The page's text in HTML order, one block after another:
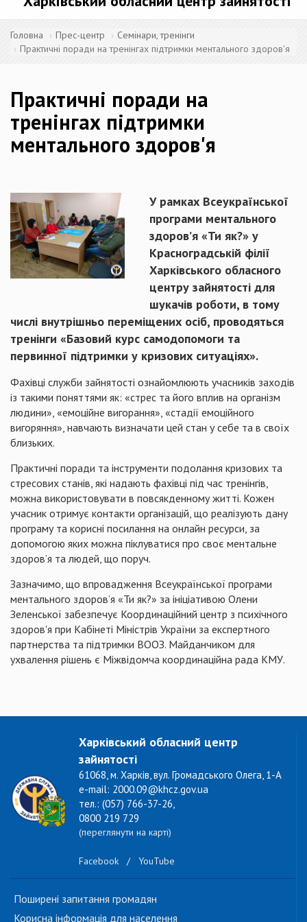
Головна Прес-центр
Семінари, тренінги
Практичні поради на тренінгах підтримки ментального здоров'я
Практичні поради на
тренінгах підтримки
ментального здоров'я
У рамках Всеукраїнської
програми ментального
здоров’я «Ти як?» у
Красноградській філії
Харківського обласного
центру зайнятості для
шукачів роботи, в тому
числі внутрішньо переміщених осіб, проводяться
тренінги «Базовий курс самодопомоги та
первинної підтримки у кризових ситуаціях».
Фахівці служби зайнятості ознайомлюють учасників заходів
із такими поняттями як: «стрес та його вплив на організм
людини», «емоційне вигорання», «стадії емоційного
вигоряння», навчають визначати цей стан у себе та в своїх
близьких.
Практичні поради та інструменти подолання кризових та
стресових станів, які надають фахівці під час тренінгів,
можна використовувати в повсякденному житті. Кожен
учасник отримує контакти організацій, що реалізують дану
програму та корисні посилання на онлайн ресурси, за
допомогою яких можна піклуватися про своє ментальне
здоров’я та людей, що поруч.
Зазначимо, що впровадження Всеукраїнської програми
ментального здоров’я «Ти як?» за ініціативою Олени
Зеленської забезпечує Координаційний центр з психічного
здоров'я при Кабінеті Міністрів України за експертного
партнерства та підтримки ВООЗ. Майданчиком для
ухвалення рішень є Міжвідомча координаційна рада КМУ.
Харківський обласний центр
зайнятості
61068, м. Харків, вул. Громадського Олега, 1-А
e-mail: 2000.09@khcz.gov.ua
тел.: (057) 766-37-26,
0800 219 729
(переглянути на карті)
Facebook / YouTube
Поширені запитання громадян
Корисна інформація для населення